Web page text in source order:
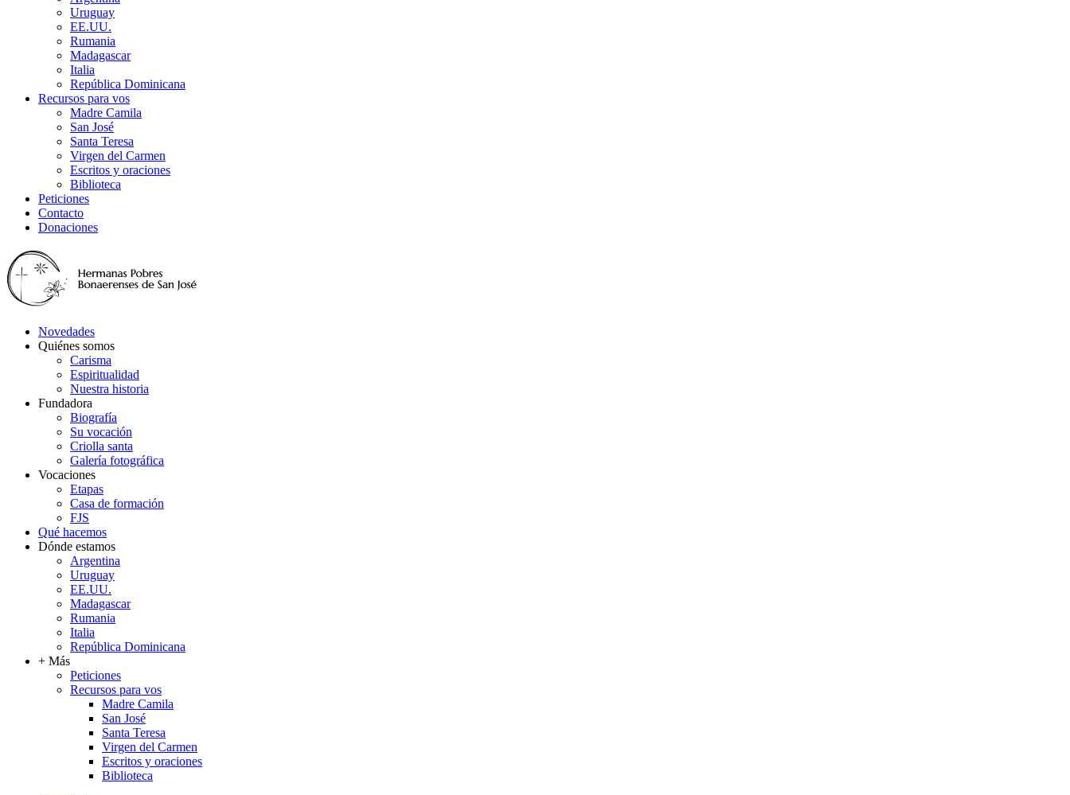
Uruguay
EE.UU.
Rumania
Madagascar
Italia
República Dominicana
Recursos para vos
Madre Camila
San José
Santa Teresa
Virgen del Carmen
Escritos y oraciones
Biblioteca
Peticiones
Contacto
Donaciones
Novedades
Quiénes somos
Carisma
Espiritualidad
Nuestra historia
Fundadora
Biografía
Su vocación
Criolla santa
Galería fotográfica
Vocaciones
Etapas
Casa de formación
FJS
Qué hacemos
Dónde estamos
Argentina
Uruguay
EE.UU.
Madagascar
Rumania
Italia
República Dominicana
+ Más
Peticiones
Recursos para vos
Madre Camila
San José
Santa Teresa
Virgen del Carmen
Escritos y oraciones
Biblioteca